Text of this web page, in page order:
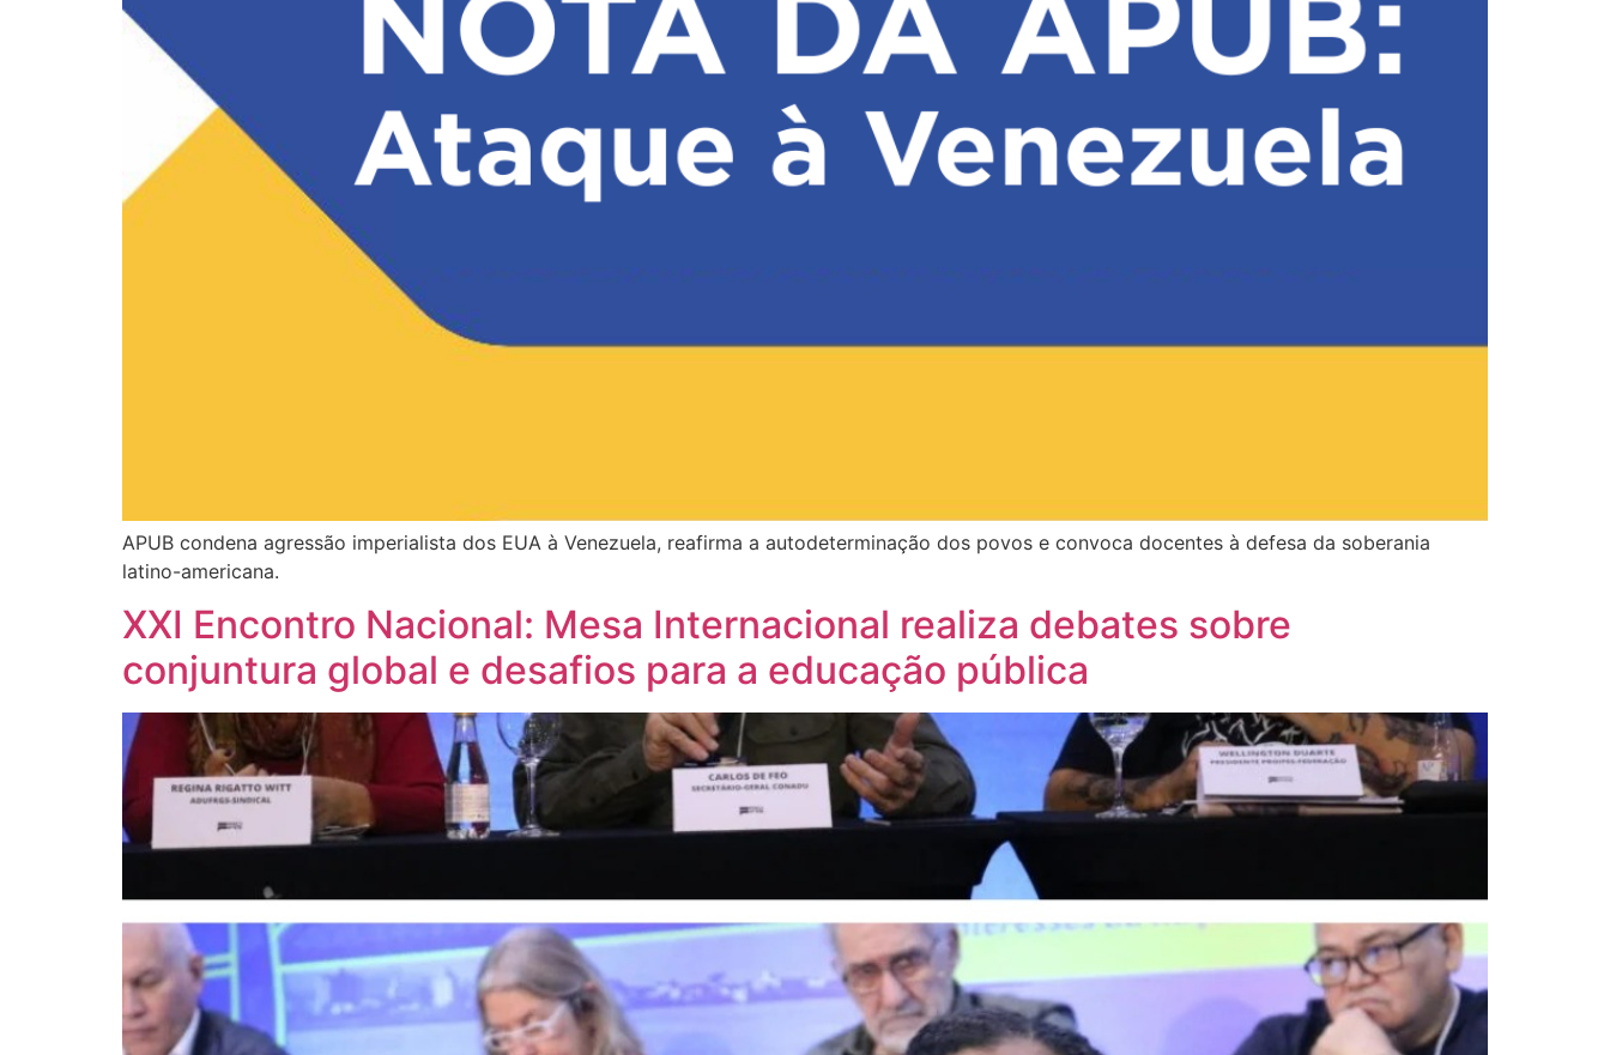
APUB condena agressão imperialista dos EUA à Venezuela, reafirma a autodeterminação dos povos e convoca docentes à defesa da soberania
latino-americana.
XXI Encontro Nacional: Mesa Internacional realiza debates sobre
conjuntura global e desafios para a educação pública